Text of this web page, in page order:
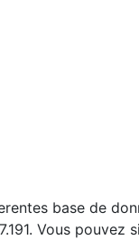
base de
Vous pouvez